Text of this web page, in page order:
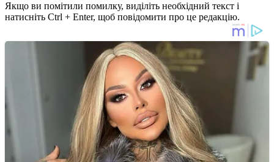
Якщо ви помітили помилку, виділіть необхідний текст і
натисніть Ctrl + Enter, щоб повідомити про це редакцію.